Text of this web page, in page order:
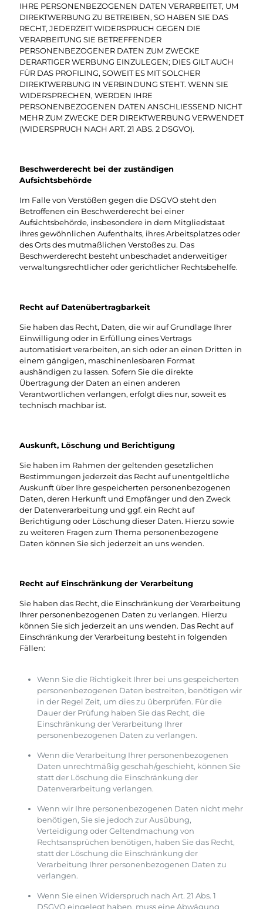
IHRE PERSONENBEZOGENEN DATEN VERARBEITET, UM
DIREKTWERBUNG ZU BETREIBEN, SO HABEN SIE DAS
RECHT, JEDERZEIT WIDERSPRUCH GEGEN DIE
VERARBEITUNG SIE BETREFFENDER
PERSONENBEZOGENER DATEN ZUM ZWECKE
DERARTIGER WERBUNG EINZULEGEN; DIES GILT AUCH
FÜR DAS PROFILING, SOWEIT ES MIT SOLCHER
DIREKTWERBUNG IN VERBINDUNG STEHT. WENN SIE
WIDERSPRECHEN, WERDEN IHRE
PERSONENBEZOGENEN DATEN ANSCHLIESSEND NICHT
MEHR ZUM ZWECKE DER DIREKTWERBUNG VERWENDET
(WIDERSPRUCH NACH ART. 21 ABS. 2 DSGVO).
Beschwerderecht bei der zuständigen
Aufsichtsbehörde
Im Falle von Verstößen gegen die DSGVO steht den
Betroffenen ein Beschwerderecht bei einer
Aufsichtsbehörde, insbesondere in dem Mitgliedstaat
ihres gewöhnlichen Aufenthalts, ihres Arbeitsplatzes oder
des Orts des mutmaßlichen Verstoßes zu. Das
Beschwerderecht besteht unbeschadet anderweitiger
verwaltungsrechtlicher oder gerichtlicher Rechtsbehelfe.
Recht auf Datenübertragbarkeit
Sie haben das Recht, Daten, die wir auf Grundlage Ihrer
Einwilligung oder in Erfüllung eines Vertrags
automatisiert verarbeiten, an sich oder an einen Dritten in
einem gängigen, maschinenlesbaren Format
aushändigen zu lassen. Sofern Sie die direkte
Übertragung der Daten an einen anderen
Verantwortlichen verlangen, erfolgt dies nur, soweit es
technisch machbar ist.
Auskunft, Löschung und Berichtigung
Sie haben im Rahmen der geltenden gesetzlichen
Bestimmungen jederzeit das Recht auf unentgeltliche
Auskunft über Ihre gespeicherten personenbezogenen
Daten, deren Herkunft und Empfänger und den Zweck
der Datenverarbeitung und ggf. ein Recht auf
Berichtigung oder Löschung dieser Daten. Hierzu sowie
zu weiteren Fragen zum Thema personenbezogene
Daten können Sie sich jederzeit an uns wenden.
Recht auf Einschränkung der Verarbeitung
Sie haben das Recht, die Einschränkung der Verarbeitung
Ihrer personenbezogenen Daten zu verlangen. Hierzu
können Sie sich jederzeit an uns wenden. Das Recht auf
Einschränkung der Verarbeitung besteht in folgenden
Fällen:
Wenn Sie die Richtigkeit Ihrer bei uns gespeicherten
personenbezogenen Daten bestreiten, benötigen wir
in der Regel Zeit, um dies zu überprüfen. Für die
Dauer der Prüfung haben Sie das Recht, die
Einschränkung der Verarbeitung Ihrer
personenbezogenen Daten zu verlangen.
Wenn die Verarbeitung Ihrer personenbezogenen
Daten unrechtmäßig geschah/geschieht, können Sie
statt der Löschung die Einschränkung der
Datenverarbeitung verlangen.
Wenn wir Ihre personenbezogenen Daten nicht mehr
benötigen, Sie sie jedoch zur Ausübung,
Verteidigung oder Geltendmachung von
Rechtsansprüchen benötigen, haben Sie das Recht,
statt der Löschung die Einschränkung der
Verarbeitung Ihrer personenbezogenen Daten zu
verlangen.
Wenn Sie einen Widerspruch nach Art. 21 Abs. 1
DSGVO eingelegt haben, muss eine Abwägung